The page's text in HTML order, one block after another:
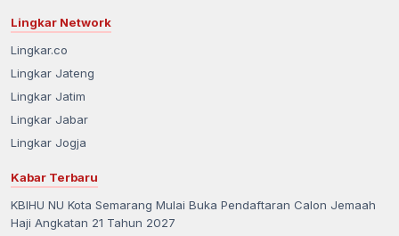
Lingkar Network
Lingkar.co
Lingkar Jateng
Lingkar Jatim
Lingkar Jabar
Lingkar Jogja
Kabar Terbaru
KBIHU NU Kota Semarang Mulai Buka Pendaftaran Calon Jemaah
Haji Angkatan 21 Tahun 2027